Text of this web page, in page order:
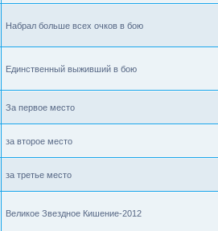
Набрал больше всех очков в бою
Единственный выживший в бою
За первое место
за второе место
за третье место
Великое Звездное Кишение-2012